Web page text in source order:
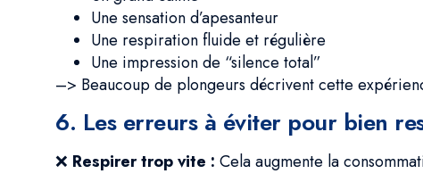
Une sensation d’apesanteur
Une respiration fluide et régulière
Une impression de “silence total”
–> Beaucoup de plongeurs décrivent cette
6. Les erreurs à éviter pour bien
❌ Respirer trop vite : Cela augmente la